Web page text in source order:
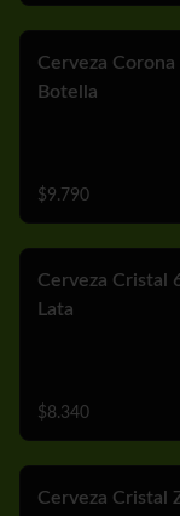
Cerveza
Botella
$9.790
Cerveza Cristal
Lata
$8.340
Cerveza Cristal